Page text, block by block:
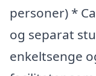
personer) *
og separat
enkeltsenge